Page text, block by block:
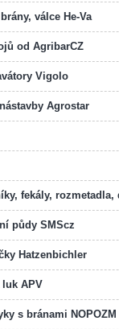
válce He-Va
od AgribarCZ
Vigolo
Agrostar
fekály, rozmetadla,
půdy SMScz
Hatzenbichler
APV
s bránami NOPOZM